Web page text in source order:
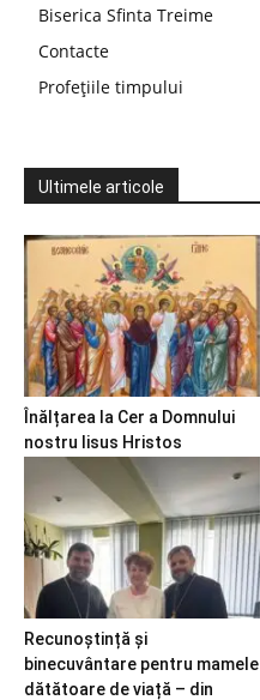
Biserica Sfinta Treime
Contacte
Profețiile timpului
Ultimele articole
Înălțarea la Cer a Domnului
nostru Iisus Hristos
Recunoștință și
binecuvântare pentru mamele
dătătoare de viață – din